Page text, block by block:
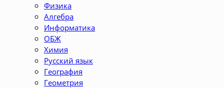
Физика
Алгебра
Информатика
ОБЖ
Химия
Русский язык
География
Геометрия